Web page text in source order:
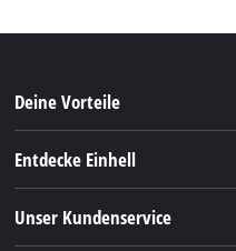
Deine Vorteile
Entdecke Einhell
Unser Kundenservice